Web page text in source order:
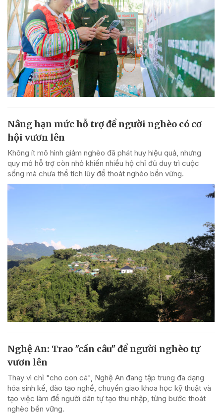
Nâng hạn mức hỗ trợ để người nghèo có cơ
hội vươn lên
Không ít mô hình giảm nghèo đã phát huy hiệu quả, nhưng
quy mô hỗ trợ còn nhỏ khiến nhiều hộ chỉ đủ duy trì cuộc
sống mà chưa thể tích lũy để thoát nghèo bền vững.
Nghệ An: Trao "cần câu" để người nghèo tự
vươn lên
Thay vì chỉ "cho con cá", Nghệ An đang tập trung đa dạng
hóa sinh kế, đào tạo nghề, chuyển giao khoa học kỹ thuật và
tạo việc làm để người dân tự tạo thu nhập, từng bước thoát
nghèo bền vững.